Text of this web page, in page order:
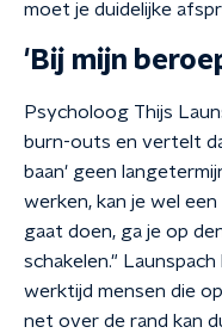
moet je duidelijke
'Bij mijn
Psycholoog Thijs
burn-outs en vertelt
baan' geen
werken, kan je wel
gaat doen, ga je op
schakelen."
werktijd mensen die
net over de rand kan